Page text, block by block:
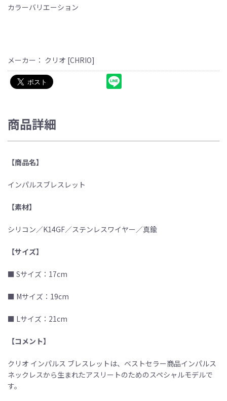
カラーバリエーション
メーカー： クリオ [CHRIO]
商品詳細
【商品名】
インパルスブレスレット
【素材】
シリコン／K14GF／ステンレスワイヤー／真鍮
【サイズ】
■ Sサイズ：17cm
■ Mサイズ：19cm
■ Lサイズ：21cm
【コメント】
クリオ インパルス ブレスレットは、ベストセラー商品インパルス
ネックレスから生まれたアスリートのためのスペシャルモデルで
す。